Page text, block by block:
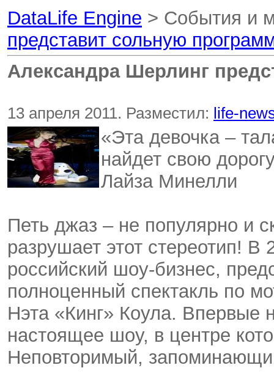
DataLife Engine > События и
представит сольную
Александра Шерлинг
13 апреля 2011. Разместил: life-
«Эта девочка –
найдет свою
Лайза Минелли
Петь джаз – не популярно и
разрушает этот стереотип! В
российский шоу-бизнес,
полноценный спектакль по
Нэта «Кинг» Коула. Впервые
настоящее шоу, в центре
Неповторимый,